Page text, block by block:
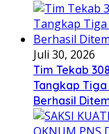
Juli 30, 2026
Tim Tekab
Tangkap
Berhasil